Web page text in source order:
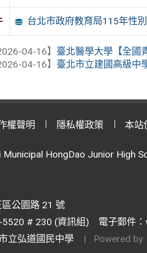
台北市政府教育局115年性
04-16】 臺北醫學大學【全國
04-16】 臺北市立建國高級中
權聲明 隱私權政策 本站
HongDao Junior High
公園路 21 號
# 230 (資訊組) 電子郵件：
立弘道國民中學
| Powered by